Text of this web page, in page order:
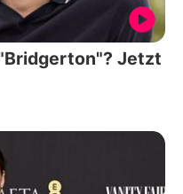
Jetzt